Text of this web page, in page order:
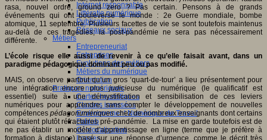
Internet responsable
Littératie numérique
Publication
Réseaux sociaux
Métiers
Entrepreneuriat
Entreprises
Evolutions des métiers
Métiers du numérique
Orientation
Pratiques numériques
Cartes heuristiques
Classes inversées
Environnement Numérique de Travail
Fablab
Géolocalisation
Images
rasa, nouvel ordre, ground zero ? Pas certain. Pensons à de grands
événements qui ont bouleversé le monde : 2e Guerre mondiale, bombe
atomique, 11 septembre. Plusieurs facettes de vie se sont toutefois maintenus
au-delà de ces tragédies; la post-pandémie ne sera pas nécessairement
différente.
L’école risque elle aussi de revenir à ce qu’elle faisait avant, dans un
paradigme pédagogique dominant peu ou pas modifié.
MAIS, on observe partout qu’un gros ‘quart-de-tour’ a lieu présentement pour
une intégration encore plusjudicieusedu numérique (le qualificatif est
essentiel) suite à une démystification et sensibilisation de ces leviers
numériques pour apprendre, sans compter le développement de nouvelles
compétencespédagonumériqueschez de nombreux enseignants dont certains
qui étaient plutôt réfractaires pré-pandémie. La mise en garde toutefois est de
ne pas établir un modèle d’apprentissage en ligne (terme que je préfère à
formation à distance) basé sur une réponse d’urgence, comme le décrit très